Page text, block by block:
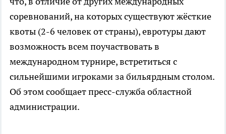
соревнований, на которых существуют жёсткие
квоты (2-6 человек от страны), евротуры дают
возможность всем поучаствовать в
международном турнире, встретиться с
сильнейшими игроками за бильярдным столом.
Об этом сообщает пресс-служба областной
администрации.